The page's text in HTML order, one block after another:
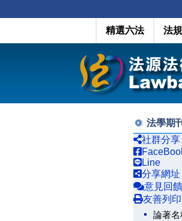
精選六法 法
法學期刊
社群分享
Line
分享網址
意見回饋
友善列印
論著名